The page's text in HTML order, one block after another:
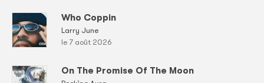
Who Coppin
Larry June
le 7 août 2026
On The Promise Of The Moon